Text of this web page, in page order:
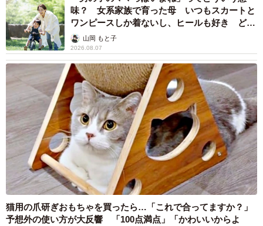
味？ 女系家族で育った母 いつもスカートと
ワンピースしか着ないし、ヒールも好き どの
へんが…
山岡 もと子
2026.08.07
猫用の爪研ぎおもちゃを買ったら…「これで合ってますか？」
予想外の使い方が大反響 「100点満点」「かわいいからよ